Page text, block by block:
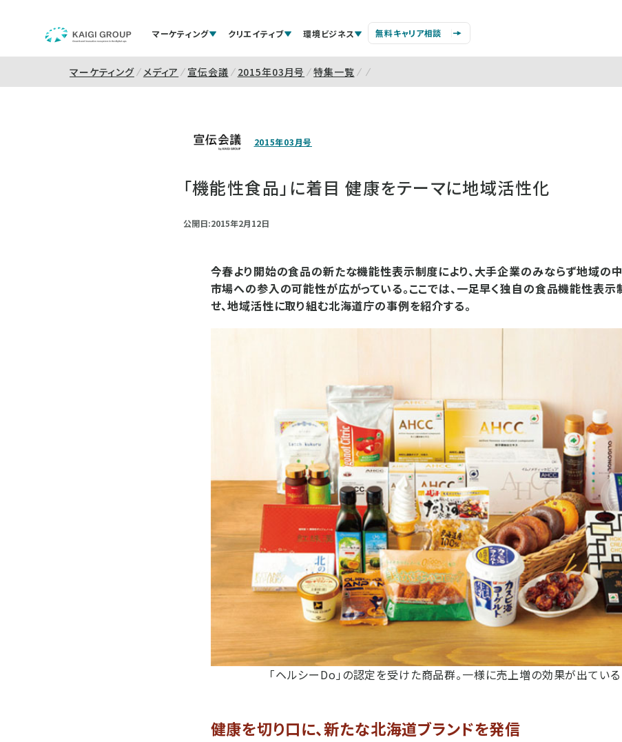
マーケティング クリエイティブ 環境ビジネス 無料キャリア相談
マーケティング メディア 宣伝会議 2015年03月号 特集一覧
2015年03月号
「機能性食品」に着目 健康をテーマに地域活性化
公開日:2015年2月12日
今春より開始の食品の新たな機能性表示制度により、大手企業のみならず地域の
市場への参入の可能性が広がっている。ここでは、一足早く独自の食品機能性表示
せ、地域活性に取り組む北海道庁の事例を紹介する。
「ヘルシーDo」の認定を受けた商品群。一様に売上増の効果が出ている
健康を切り口に、新たな北海道ブランドを発信